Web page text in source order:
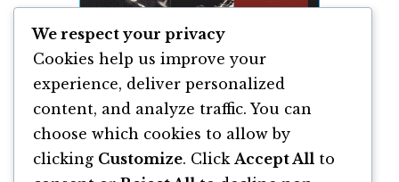
Omul în căutarea sensului vietii de Viktor
Frankl
By Viktor Frankl
We respect your privacy
Cookies help us improve your
experience, deliver personalized
content, and analyze traffic. You can
choose which cookies to allow by
clicking Customize. Click Accept All to